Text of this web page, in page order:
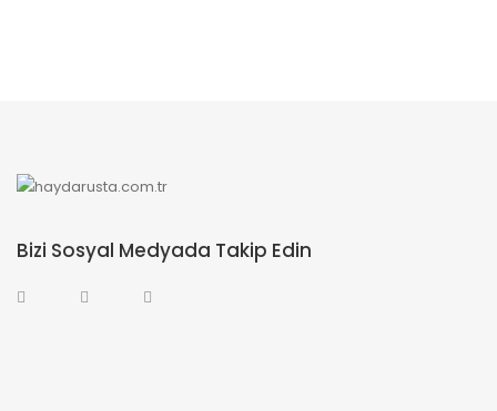
Bizi Sosyal Medyada Takip Edin